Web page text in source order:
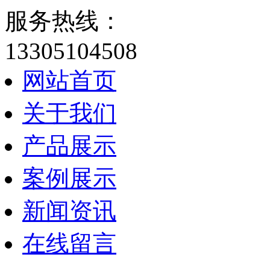
服务热线：
13305104508
网站首页
关于我们
产品展示
案例展示
新闻资讯
在线留言